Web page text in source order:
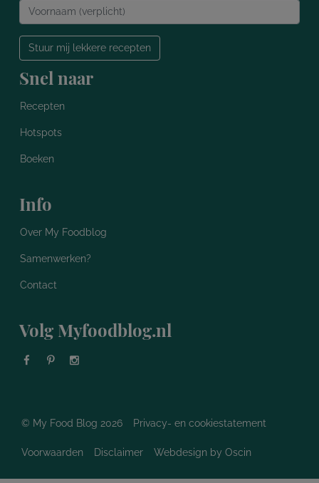
Stuur mij lekkere recepten
Snel naar
Recepten
Hotspots
Boeken
Info
Over My Foodblog
Samenwerken?
Contact
Volg Myfoodblog.nl
© My Food Blog 2026 Privacy- en cookiestatement
Voorwaarden Disclaimer Webdesign by Oscin